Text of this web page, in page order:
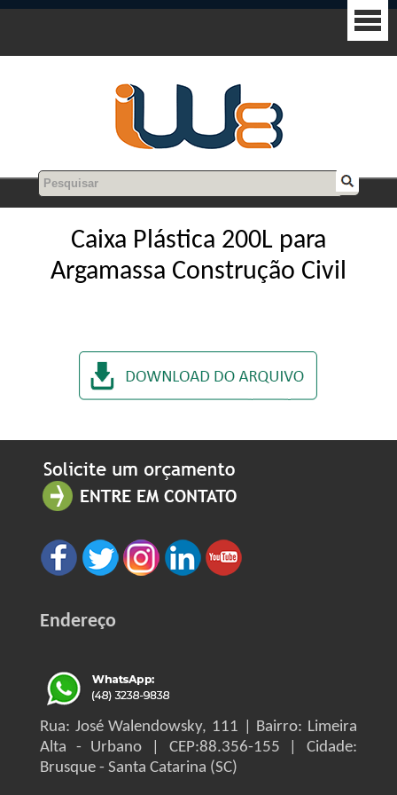
Caixa Plástica 200L para
Argamassa Construção Civil
Endereço
Rua: José Walendowsky, 111 | Bairro: Limeira
Alta - Urbano | CEP:88.356-155 | Cidade:
Brusque - Santa Catarina (SC)